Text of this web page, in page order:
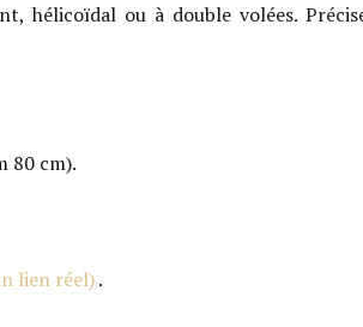
hélicoïdal ou à double volées.
80 cm).
lien réel).